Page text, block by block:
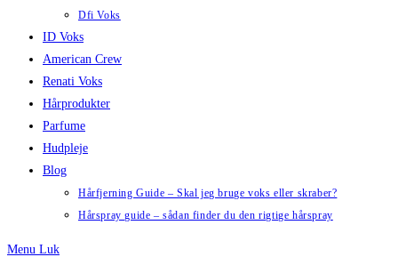
Dfi Voks
ID Voks
American Crew
Renati Voks
Hårprodukter
Parfume
Hudpleje
Blog
Hårfjerning Guide – Skal jeg bruge voks eller skraber?
Hårspray guide – sådan finder du den rigtige hårspray
Menu Luk